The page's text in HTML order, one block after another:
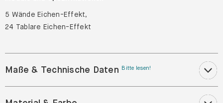
5 Wände Eichen-Effekt,
24 Tablare Eichen-Effekt
Maße & Technische Daten Bitte lesen!